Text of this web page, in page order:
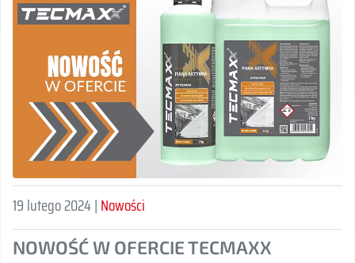
19 lutego 2024 | Nowości
NOWOŚĆ W OFERCIE TECMAXX